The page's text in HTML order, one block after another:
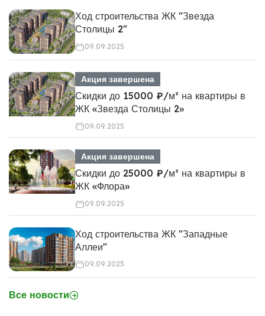
Ход строительства ЖК "Звезда
Столицы 2"
09.09.2025
Акция завершена
Скидки до 15000 ₽/м² на квартиры в
ЖК «Звезда Столицы 2»
09.09.2025
Акция завершена
Скидки до 25000 ₽/м² на квартиры в
ЖК «Флора»
09.09.2025
Ход строительства ЖК "Западные
Аллеи"
09.09.2025
Все новости